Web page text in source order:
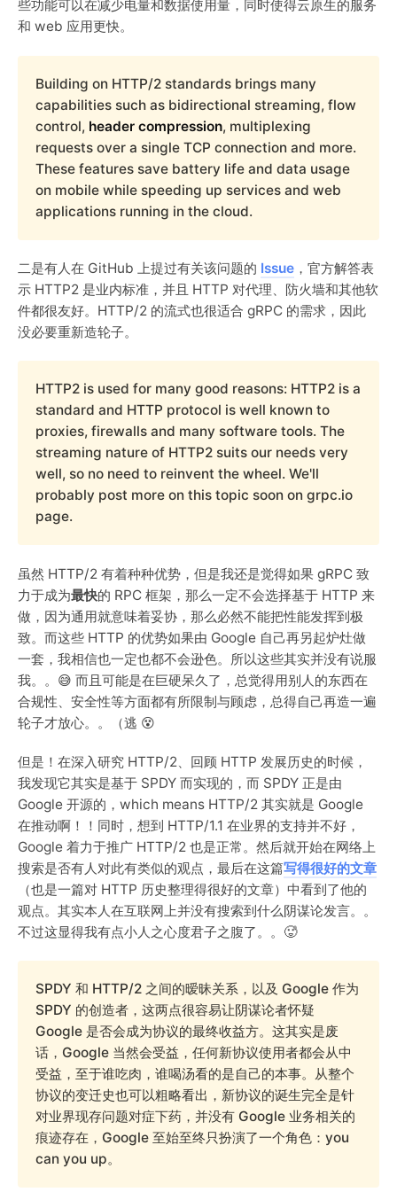
些功能可以在减少电量和数据使用量，同时使得云原生的服务
和 web 应用更快。
Building on HTTP/2 standards brings many
capabilities such as bidirectional streaming, flow
control, header compression, multiplexing
requests over a single TCP connection and more.
These features save battery life and data usage
on mobile while speeding up services and web
applications running in the cloud.
二是有人在 GitHub 上提过有关该问题的 Issue ，官方解答表
示 HTTP2 是业内标准，并且 HTTP 对代理、防火墙和其他软
件都很友好。HTTP/2 的流式也很适合 gRPC 的需求，因此
没必要重新造轮子。
HTTP2 is used for many good reasons: HTTP2 is a
standard and HTTP protocol is well known to
proxies, firewalls and many software tools. The
streaming nature of HTTP2 suits our needs very
well, so no need to reinvent the wheel. We'll
probably post more on this topic soon on grpc.io
page.
虽然 HTTP/2 有着种种优势，但是我还是觉得如果 gRPC 致
力于成为最快的 RPC 框架，那么一定不会选择基于 HTTP 来
做，因为通用就意味着妥协，那么必然不能把性能发挥到极
致。而这些 HTTP 的优势如果由 Google 自己再另起炉灶做
一套，我相信也一定也都不会逊色。所以这些其实并没有说服
我。。😅 而且可能是在巨硬呆久了，总觉得用别人的东西在
合规性、安全性等方面都有所限制与顾虑，总得自己再造一遍
轮子才放心。。（逃 😵
但是！在深入研究 HTTP/2、回顾 HTTP 发展历史的时候，
我发现它其实是基于 SPDY 而实现的，而 SPDY 正是由
Google 开源的，which means HTTP/2 其实就是 Google
在推动啊！！同时，想到 HTTP/1.1 在业界的支持并不好，
Google 着力于推广 HTTP/2 也是正常。然后就开始在网络上
搜索是否有人对此有类似的观点，最后在这篇写得很好的文章
（也是一篇对 HTTP 历史整理得很好的文章）中看到了他的
观点。其实本人在互联网上并没有搜索到什么阴谋论发言。。
不过这显得我有点小人之心度君子之腹了。。🥵
SPDY 和 HTTP/2 之间的暧昧关系，以及 Google 作为
SPDY 的创造者，这两点很容易让阴谋论者怀疑
Google 是否会成为协议的最终收益方。这其实是废
话，Google 当然会受益，任何新协议使用者都会从中
受益，至于谁吃肉，谁喝汤看的是自己的本事。从整个
协议的变迁史也可以粗略看出，新协议的诞生完全是针
对业界现存问题对症下药，并没有 Google 业务相关的
痕迹存在，Google 至始至终只扮演了一个角色：you
can you up。